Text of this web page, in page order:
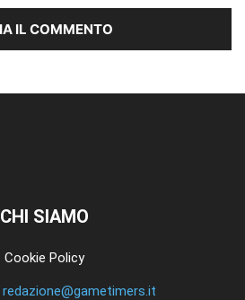
CHI SIAMO
Cookie Policy
redazione@gametimers.it